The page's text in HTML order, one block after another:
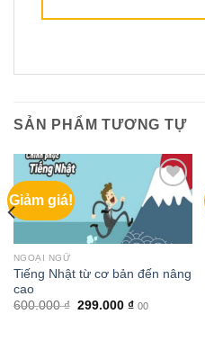
SẢN PHẨM TƯƠNG TỰ
Giảm giá!
NGOẠI NGỮ
Tiếng Nhật từ cơ bản đến nâng
cao
600.000₫ Giá
299.000 ₫Giá
00